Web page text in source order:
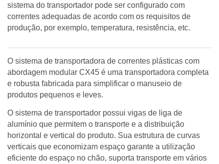
sistema do transportador pode ser configurado com
correntes adequadas de acordo com os requisitos de
produção, por exemplo, temperatura, resistência, etc.
O sistema de transportadora de correntes plásticas com
abordagem modular CX45 é uma transportadora completa
e robusta fabricada para simplificar o manuseio de
produtos pequenos e leves.
O sistema de transportador possui vigas de liga de
alumínio que permitem o transporte e a distribuição
horizontal e vertical do produto. Sua estrutura de curvas
verticais que economizam espaço garante a utilização
eficiente do espaço no chão, suporta transporte em vários